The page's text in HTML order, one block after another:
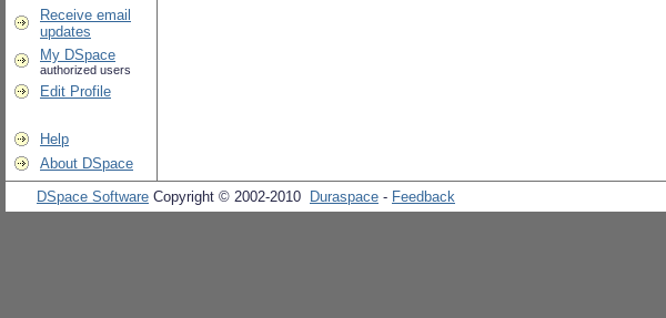
Receive email
updates
My DSpace
authorized users
Edit Profile
Help
About DSpace
DSpace Software Copyright © 2002-2010 Duraspace - Feedback